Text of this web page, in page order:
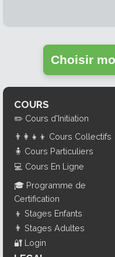
Choisir
COURS
✏️ Cours d'Initiation
👨‍👩‍👧‍👦 Cours Collectifs
🧍 Cours Particuliers
💻 Cours En Ligne
🎓 Programme de
Certification
👦 Stages Enfants
👨 Stages Adultes
🔐 Login